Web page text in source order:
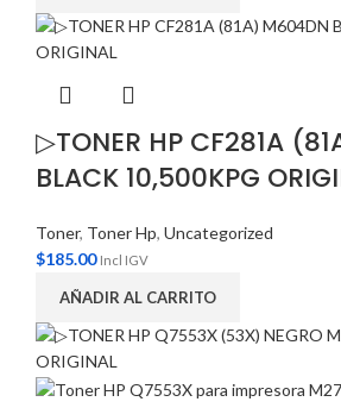
▷TONER HP CF281A
BLACK 10,500KPG
Toner, Toner Hp, Uncategorized
$185.00 Incl IGV
AÑADIR AL CARRITO